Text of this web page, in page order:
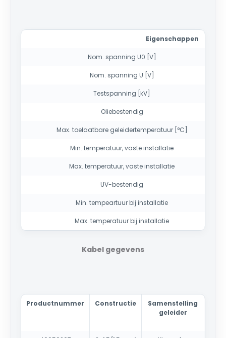
Eigenschappen
Nom. spanning U0 [V]
Nom. spanning U [V]
Testspanning [kV]
Oliebestendig
Max. toelaatbare geleidertemperatuur [°C]
Min. temperatuur, vaste installatie
Max. temperatuur, vaste installatie
UV-bestendig
Min. tempeartuur bij installatie
Max. temperatuur bij installatie
Kabel gegevens
Productnummer Constructie
Samenstelling
geleider